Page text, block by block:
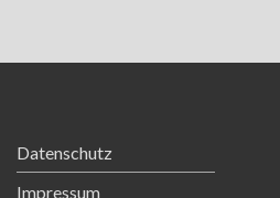
Datenschutz
Impressum